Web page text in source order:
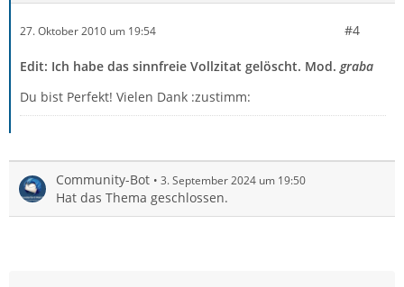
27. Oktober 2010 um 19:54 #4
Edit: Ich habe das sinnfreie Vollzitat gelöscht. Mod. graba
Du bist Perfekt! Vielen Dank :zustimm:
Community-Bot 3. September 2024 um 19:50
Hat das Thema geschlossen.